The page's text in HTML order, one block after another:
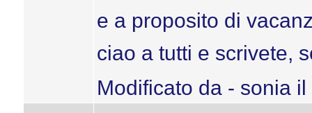
e a proposito di
ciao a tutti e scrivete,
Modificato da - sonia